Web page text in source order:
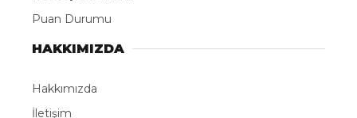
Puan Durumu
HAKKIMIZDA
Hakkımızda
İletişim